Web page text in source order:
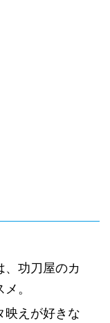
、功刀屋のカ
。
映えが好きな